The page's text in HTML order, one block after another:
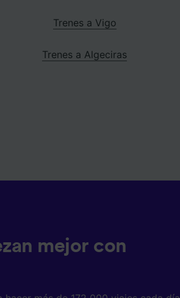
Trenes a Vigo
Trenes a Algeciras
mejor con